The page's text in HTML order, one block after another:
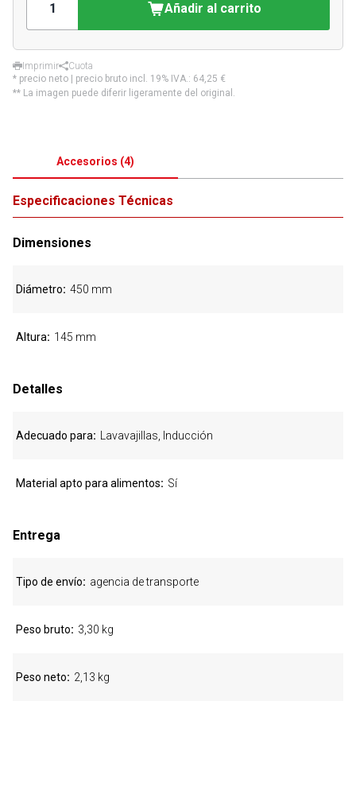
Añadir al carrito
Imprimir
Cuota
* precio neto | precio bruto incl. 19% IVA.: 64,25 €
** La imagen puede diferir ligeramente del original.
Accesorios (4)
Especificaciones Técnicas
Dimensiones
Diámetro 450 mm
Altura 145 mm
Detalles
Adecuado para Lavavajillas, Inducción
Material apto para alimentos Sí
Entrega
Tipo de envío agencia de transporte
Peso bruto 3,30 kg
Peso neto 2,13 kg